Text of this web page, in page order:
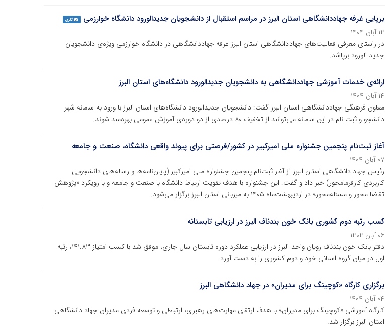
برپایی غرفه جهاددانشگاهی استان البرز در مراسم استقبال از دانشجویان جدیدالورود دانشگاه خوارزمی گالری
۱۴ آبان ۱۴۰۴
در راستای معرفی فعالیت‌های جهاددانشگاهی استان البرز غرفه جهاددانشگاهی در دانشگاه خوارزمی ویژه‌ی دانشجویان
جدید الورود برپاشد.
ارائه‌ی خدمات آموزشی جهاددانشگاهی به دانشجویان جدیدالورود دانشگاه‌های استان البرز
۱۴ آبان ۱۴۰۴
معاون فرهنگی جهاددانشگاهی استان البرز گفت: دانشجویان جدیدالورود دانشگاه‌های استان البرز با ورود به سامانه شهر
دانشجو و ثبت نام در این سامانه می‌توانند از تخفیف ۸۰ درصدی از دو دوره‌ی آموزش عمومی بهره‌مند شوند.
آغاز ثبت‌نام پنجمین جشنواره ملی امیرکبیر در کشور/فرصتی برای پیوند واقعی دانشگاه، صنعت و جامعه
۰۷ آبان ۱۴۰۴
رئیس جهاد دانشگاهی استان البرز از آغاز ثبت‌نام پنجمین جشنواره ملی امیرکبیر (پایان‌نامه‌ها و رساله‌های دانشجویی
کاربردی کارفرمامحور) خبر داد و گفت: این جشنواره با هدف تقویت ارتباط دانشگاه با صنعت و جامعه و با رویکرد «پژوهش
تقاضا محور و مسئله‌محور» در اردیبهشت‌ماه ۱۴۰۵ به میزبانی استان البرز برگزار می‌شود.
کسب رتبه دوم کشوری بانک خون بندناف البرز در ارزیابی تابستانه
۰۶ آبان ۱۴۰۴
دفتر بانک خون بندناف رویان واحد البرز در ارزیابی عملکرد دوره تابستان سال جاری، موفق شد با کسب امتیاز ۱۴۱.۸۳، رتبه
اول در میان گروه استانی خود و دوم کشوری را به دست آورد.
برگزاری کارگاه «کوچینگ برای مدیران» در جهاد دانشگاهی البرز
۰۴ آبان ۱۴۰۴
کارگاه آموزشی «کوچینگ برای مدیران» با هدف ارتقای مهارت‌های رهبری، ارتباطی و توسعه فردی مدیران جهاد دانشگاهی
استان البرز برگزار شد.